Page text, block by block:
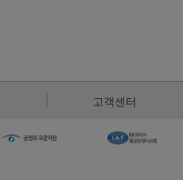
고객센터